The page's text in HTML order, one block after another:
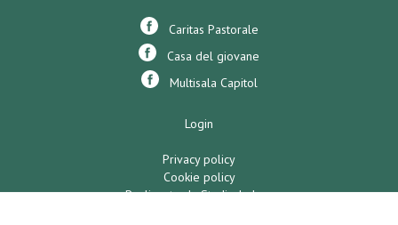
Caritas Pastorale
Casa del giovane
Multisala Capitol
Login
Privacy policy
Cookie policy
Realizzato da Studio Indaco